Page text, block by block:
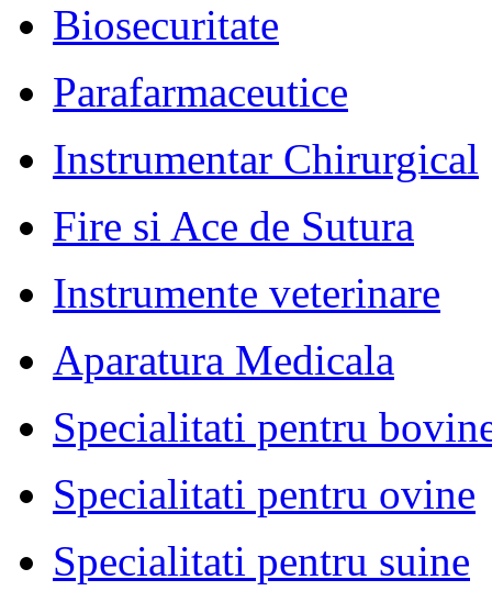
Biosecuritate
Parafarmaceutice
Instrumentar Chirurgical
Fire si Ace de Sutura
Instrumente veterinare
Aparatura Medicala
Specialitati pentru
Specialitati pentru ovine
Specialitati pentru suine